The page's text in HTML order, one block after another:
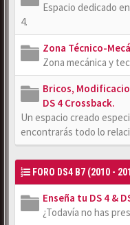
Espacio dedicado
4.
Zona Técnico-
Zona mecánica y
Bricos,
DS 4 Crossback.
Un espacio creado
encontrarás todo lo
FORO DS4 B7 (2010 -
Enseña tu DS 4 &
¿Todavía no has